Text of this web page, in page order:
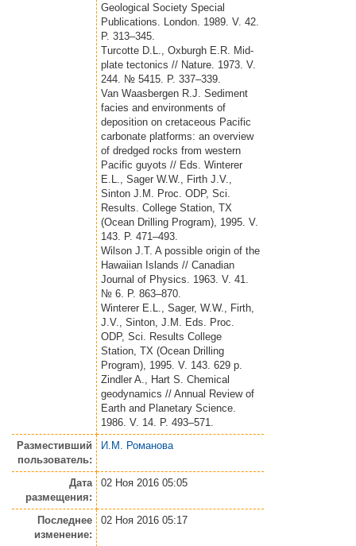
Geological Society Special
Publications. London. 1989. V. 42.
P. 313–345.
Turcotte D.L., Oxburgh E.R. Mid-
plate tectonics // Nature. 1973. V.
244. № 5415. P. 337–339.
Van Waasbergen R.J. Sediment
facies and environments of
deposition on cretaceous Pacific
carbonate platforms: an overview
of dredged rocks from western
Pacific guyots // Eds. Winterer
E.L., Sager W.W., Firth J.V.,
Sinton J.M. Proc. ODP, Sci.
Results. College Station, TX
(Ocean Drilling Program), 1995. V.
143. P. 471–493.
Wilson J.T. A possible origin of the
Hawaiian Islands // Canadian
Journal of Physics. 1963. V. 41.
№ 6. P. 863–870.
Winterer E.L., Sager, W.W., Firth,
J.V., Sinton, J.M. Eds. Proc.
ODP, Sci. Results College
Station, TX (Ocean Drilling
Program), 1995. V. 143. 629 p.
Zindler A., Hart S. Chemical
geodynamics // Annual Review of
Earth and Planetary Science.
1986. V. 14. P. 493–571.
Разместивший
пользователь:
И.М. Романова
Дата
размещения:
02 Ноя 2016 05:05
Последнее
изменение:
02 Ноя 2016 05:17